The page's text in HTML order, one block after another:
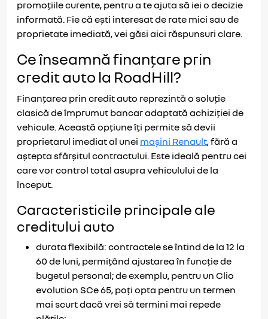
promoțiile curente, pentru a te ajuta să iei o decizie
informată. Fie că ești interesat de rate mici sau de
proprietate imediată, vei găsi aici răspunsuri clare.
Ce înseamnă finanțare prin
credit auto la RoadHill?
Finanțarea prin credit auto reprezintă o soluție
clasică de împrumut bancar adaptată achiziției de
vehicule. Această opțiune îți permite să devii
proprietarul imediat al unei mașini Renault, fără a
aștepta sfârșitul contractului. Este ideală pentru cei
care vor control total asupra vehiculului de la
început.
Caracteristicile principale ale
creditului auto
durata flexibilă: contractele se întind de la 12 la
60 de luni, permițând ajustarea în funcție de
bugetul personal; de exemplu, pentru un Clio
evolution SCe 65, poți opta pentru un termen
mai scurt dacă vrei să termini mai repede